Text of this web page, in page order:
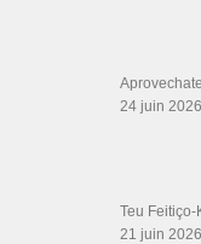
Aprovechate
24 juin 2026
Teu
21 juin 2026